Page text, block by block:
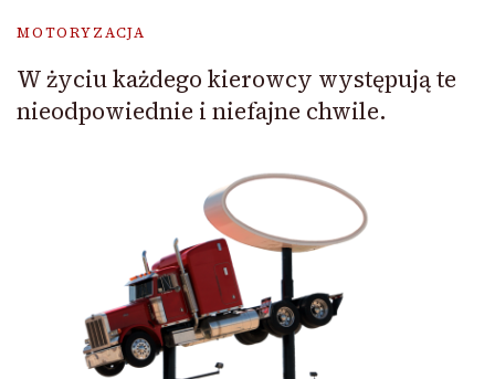
MOTORYZACJA
W życiu każdego kierowcy występują te
nieodpowiednie i niefajne chwile.